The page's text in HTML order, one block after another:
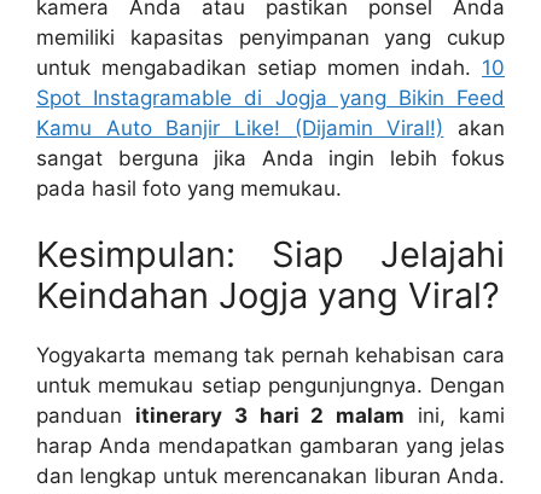
kamera Anda atau pastikan ponsel Anda
memiliki kapasitas penyimpanan yang cukup
untuk mengabadikan setiap momen indah. 10
Spot Instagramable di Jogja yang Bikin Feed
Kamu Auto Banjir Like! (Dijamin Viral!) akan
sangat berguna jika Anda ingin lebih fokus
pada hasil foto yang memukau.
Kesimpulan: Siap Jelajahi
Keindahan Jogja yang Viral?
Yogyakarta memang tak pernah kehabisan cara
untuk memukau setiap pengunjungnya. Dengan
panduan itinerary 3 hari 2 malam ini, kami
harap Anda mendapatkan gambaran yang jelas
dan lengkap untuk merencanakan liburan Anda.